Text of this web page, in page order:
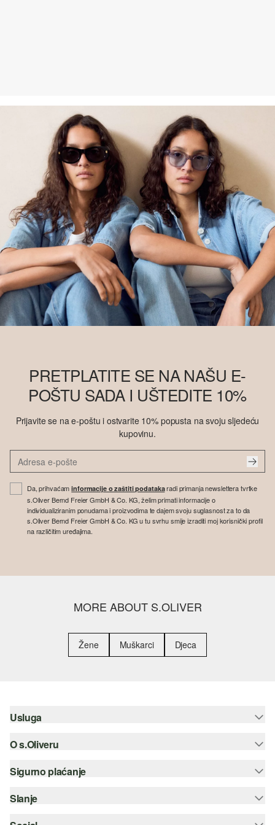
PRETPLATITE SE NA NAŠU E-
POŠTU SADA I UŠTEDITE 10%
Prijavite se na e-poštu i ostvarite 10% popusta na svoju sljedeću
kupovinu.
Da, prihvaćaminformacije o zaštiti podatakaradi primanja newslettera tvrtke
s.Oliver Bernd Freier GmbH & Co. KG, želim primati informacije o
individualiziranim ponudama i proizvodima te dajem svoju suglasnost za to da
s.Oliver Bernd Freier GmbH & Co. KG u tu svrhu smije izraditi moj korisnički profil
na različitim uređajima.
MORE ABOUT S.OLIVER
Žene Muškarci Djeca
Usluga
Pomoć i česta pitanja
Savjetovanje o veličinama
Odjeća
O s.Oliveru
Newsletter
Sigurno plaćanje
Kreditna kartica
Slanje